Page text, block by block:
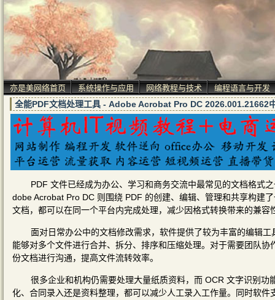
亦是美网络首页 系统操作与应用 网络教程与技术 编程语言与开发
全能PDF文档处理工具 - Adobe Acrobat Pro DC 2026.001.21662
PDF 文件已经成为办公、学习和商务交流中最常见的文档格式
dobe Acrobat Pro DC 则围绕 PDF 的创建、编辑、管理和共享构建
文档，都可以在同一个平台内完成处理，减少因格式转换带来的兼容
面对日常办公中的文档修改需求，软件提供了较为丰富的编辑
能够对多个文件进行合并、拆分、排序和压缩处理。对于需要团队
份文档进行沟通，提高文件流转效率。
很多企业和机构仍需要处理大量纸质资料，而 OCR 文字识别
化、合同录入还是资料整理，都可以减少人工录入工作量。同时软